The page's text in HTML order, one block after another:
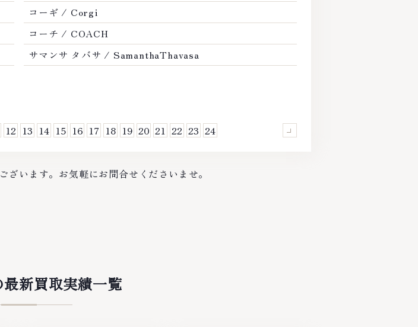
コーギ / Corgi
コーチ / COACH
サマンサ タバサ / SamanthaThavasa
12 13 14 15 16 17 18 19 20 21 22 23 24 Next
います。お気軽にお問合せくださいませ。
新買取実績一覧